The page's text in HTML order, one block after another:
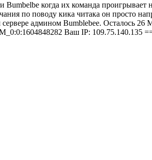
когда их команда проигрывает
по поводу кика читака он просто
админом Bumblebee. Осталось
Ваш IP: